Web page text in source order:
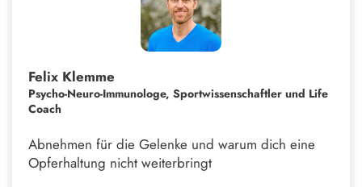
Felix Klemme
Psycho-Neuro-Immunologe, Sportwissenschaftler und Life
Coach
Abnehmen für die Gelenke und warum dich eine
Opferhaltung nicht weiterbringt